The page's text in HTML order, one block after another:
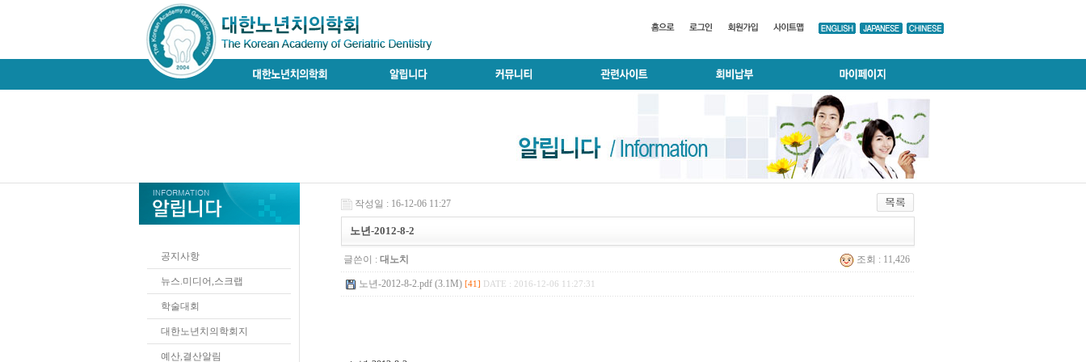
공지사항
뉴스.미디어,스크랩
학술대회
대한노년치의학회지
예산,결산알림
작성일 : 16-12-06 11:27
노년-2012-8-2
글쓴이 : 대노치 조회 : 11,426
노년-2012-8-2.pdf (3.1M) [41] DATE : 2016-12-06 11:27:31